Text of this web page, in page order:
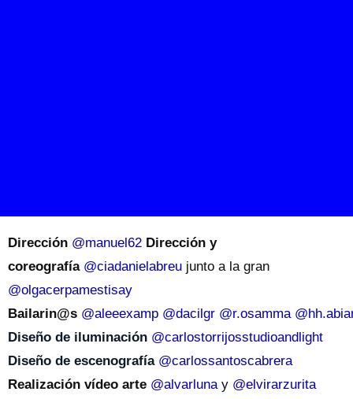
Dirección @manuel62 Dirección y
coreografía @ciadanielabreu junto a la gran
@olgacerpamestisay
Bailarin@s @aleeexamp @dacilgr @r.osamma
Diseño de iluminación @carlostorrijosstudioandlight
Diseño de escenografía @carlossantoscabrera
Realización vídeo arte @alvarlunay @elvirarzurita